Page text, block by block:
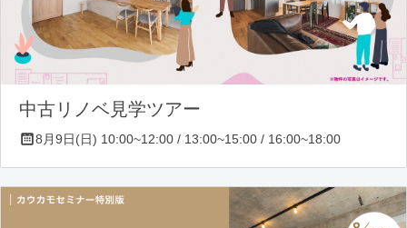
中古リノベ見学ツアー
8月9日(日) 10:00~12:00 / 13:00~15:00 / 16:00~18:00